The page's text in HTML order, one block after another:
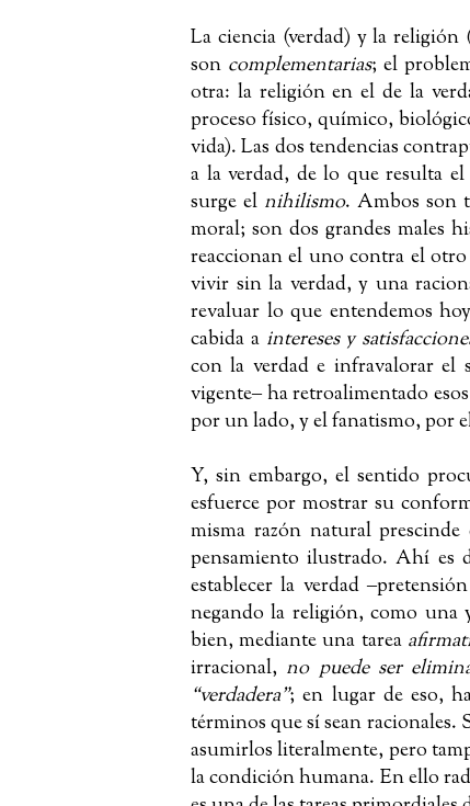
La ciencia (verdad) y la religión
son complementarias; el
otra: la religión en el de la
proceso físico, químico,
vida). Las dos tendencias
a la verdad, de lo que resulta el
surge el nihilismo. Ambos son
moral; son dos grandes males
reaccionan el uno contra el
vivir sin la verdad, y una
revaluar lo que entendemos
cabida a intereses y
con la verdad e infravalorar el
vigente‒ha retroalimentado
por un lado, y el fanatismo, por
Y, sin embargo, el sentido
esfuerce por mostrar su
misma razón natural
pensamiento ilustrado. Ahí es
establecer la verdad‒
negando la religión, como una
bien, mediante una tarea
irracional, no puede ser
“verdadera”; en lugar de eso,
términos que sí sean racionales.
asumirlos literalmente, pero
la condición humana. En ello